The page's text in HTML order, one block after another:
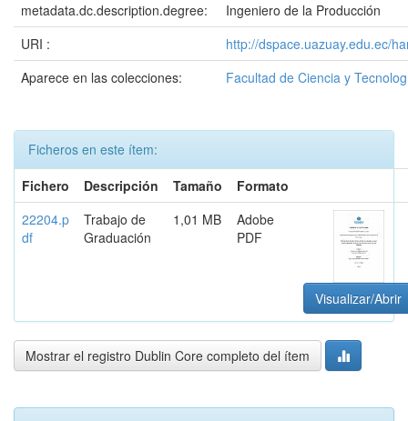
metadata.dc.description.degree:
Ingeniero de la Producción
URI :
http://dspace.uazuay.edu.ec/
Aparece en las colecciones:
Facultad de Ciencia y
Ficheros en este ítem:
Fichero
Descripción Tamaño
Formato
22204.p
df
Trabajo de
Graduación
1,01 MB
Adobe
PDF
Visualizar/Abrir
Mostrar el registro Dublin Core completo del ítem